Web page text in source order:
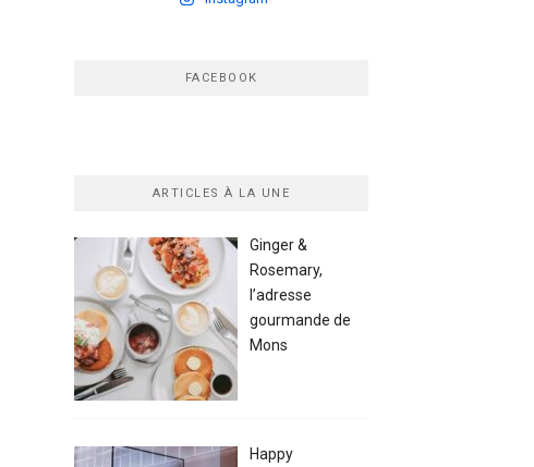
FACEBOOK
ARTICLES À LA UNE
Ginger &
Rosemary,
l’adresse
gourmande de
Mons
Happy